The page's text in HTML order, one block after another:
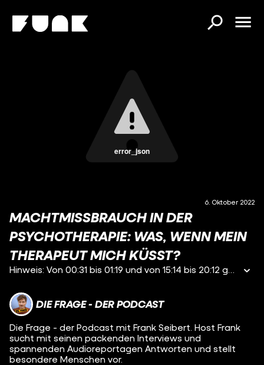
error_json
6. Oktober 2022
MACHTMISSBRAUCH IN DER
PSYCHOTHERAPIE: WAS, WENN MEIN
THERAPEUT MICH KÜSST?
Hinweis: Von 00:31 bis 01:19 und von 15:14 bis 20:12 geht es um Suizidgedanken. Erst verlegt er die Therapiestunden in den Abend, dann gibt er ihr Komplimente und fängt an sie zu umarmen. Anne* ist verwirrt. Soll so eine Psychotherapie ablaufen? Mit jedem freundlichen Gespräch, jeder Umarmung, jedem privaten Chat rutscht sie ein bisschen tiefer hinein - in ein Verhältnis, das eigentlich professionell sein sollte, aber Schritt für Schritt zu privat wird. So ganz realisiert Anne das aber nicht - bis an einem Abend die Situation eskaliert. In dieser Folge geht es um ein Machtgefälle zwischen einem Arzt und seiner Patientin und um eine Grenze, die manchmal vielleicht schwammig ist, aber niemals überschritten werden sollte. Und die Frage: Wie komme ich aus der Situation wieder raus? *Name von uns geändert Hier findet ihr mehr Informationen und Anlaufstellen, wenn ihr in einer ähnlichen Situation seid wie Anne: - https://www.therapie.de/psyche/info/fragen/beschwerden-in-der-psychotherapie/anlaufstellen/ - https://www.beratung.help/a/schlechter-therapeut Steckt ihr in einer emotionalen Krise? Dann meldet euch gerne hier: - Telefonseelsorge (24/7 erreichbar): https://www.telefonseelsorge.de - wenn nicht per Telefon, dann auch anonym per Chat - Krisenchat (anonym auf WhatsApp oder SMS – rund um die Uhr, für alle unter 25 Jahren): https://www.krisenchat.de Hier geht es zur neuen Folge von „too many tabs“: https://open.spotify.com/episode/0ne2QdZXIjkbvF9uniXV7a
DIE FRAGE - DER PODCAST
Die Frage - der Podcast mit Frank Seibert. Host Frank
sucht mit seinen packenden Interviews und
spannenden Audioreportagen Antworten und stellt
besondere Menschen vor.